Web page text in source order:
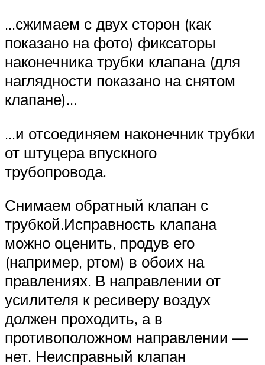
…сжимаем с двух сторон (как
показано на фото) фиксаторы
наконечника трубки клапана (для
наглядности показано на снятом
клапане)…
…и отсоединяем наконечник трубки
от штуцера впускного
трубопровода.
Снимаем обратный клапан с
трубкой.Исправность клапана
можно оценить, продув его
(например, ртом) в обоих на
правлениях. В направлении от
усилителя к ресиверу воздух
должен проходить, а в
противоположном направлении —
нет. Неисправный клапан